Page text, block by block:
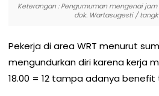
Keterangan : Pengumuman mengenai
dok. Wartasugesti /
Pekerja di area WRT menurut
mengundurkan diri karena kerja
18.00 = 12 tampa adanya